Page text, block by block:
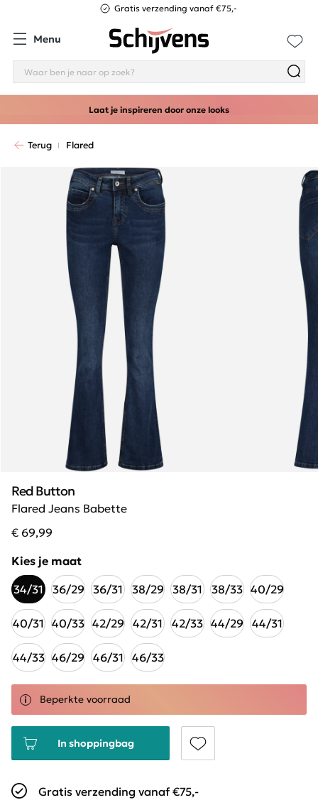
Gratis verzending vanaf €75,-
Menu
Laat je inspireren door onze looks
Terug Flared
Flared Jeans Babette
Red Button
€ 69,99
Kies je maat
34/31
36/29 36/31 38/29 38/31 38/33 40/29
40/31 40/33 42/29 42/31 42/33 44/29 44/31
44/33 46/29 46/31 46/33
Beperkte voorraad
In shoppingbag
Gratis verzending vanaf €75,-